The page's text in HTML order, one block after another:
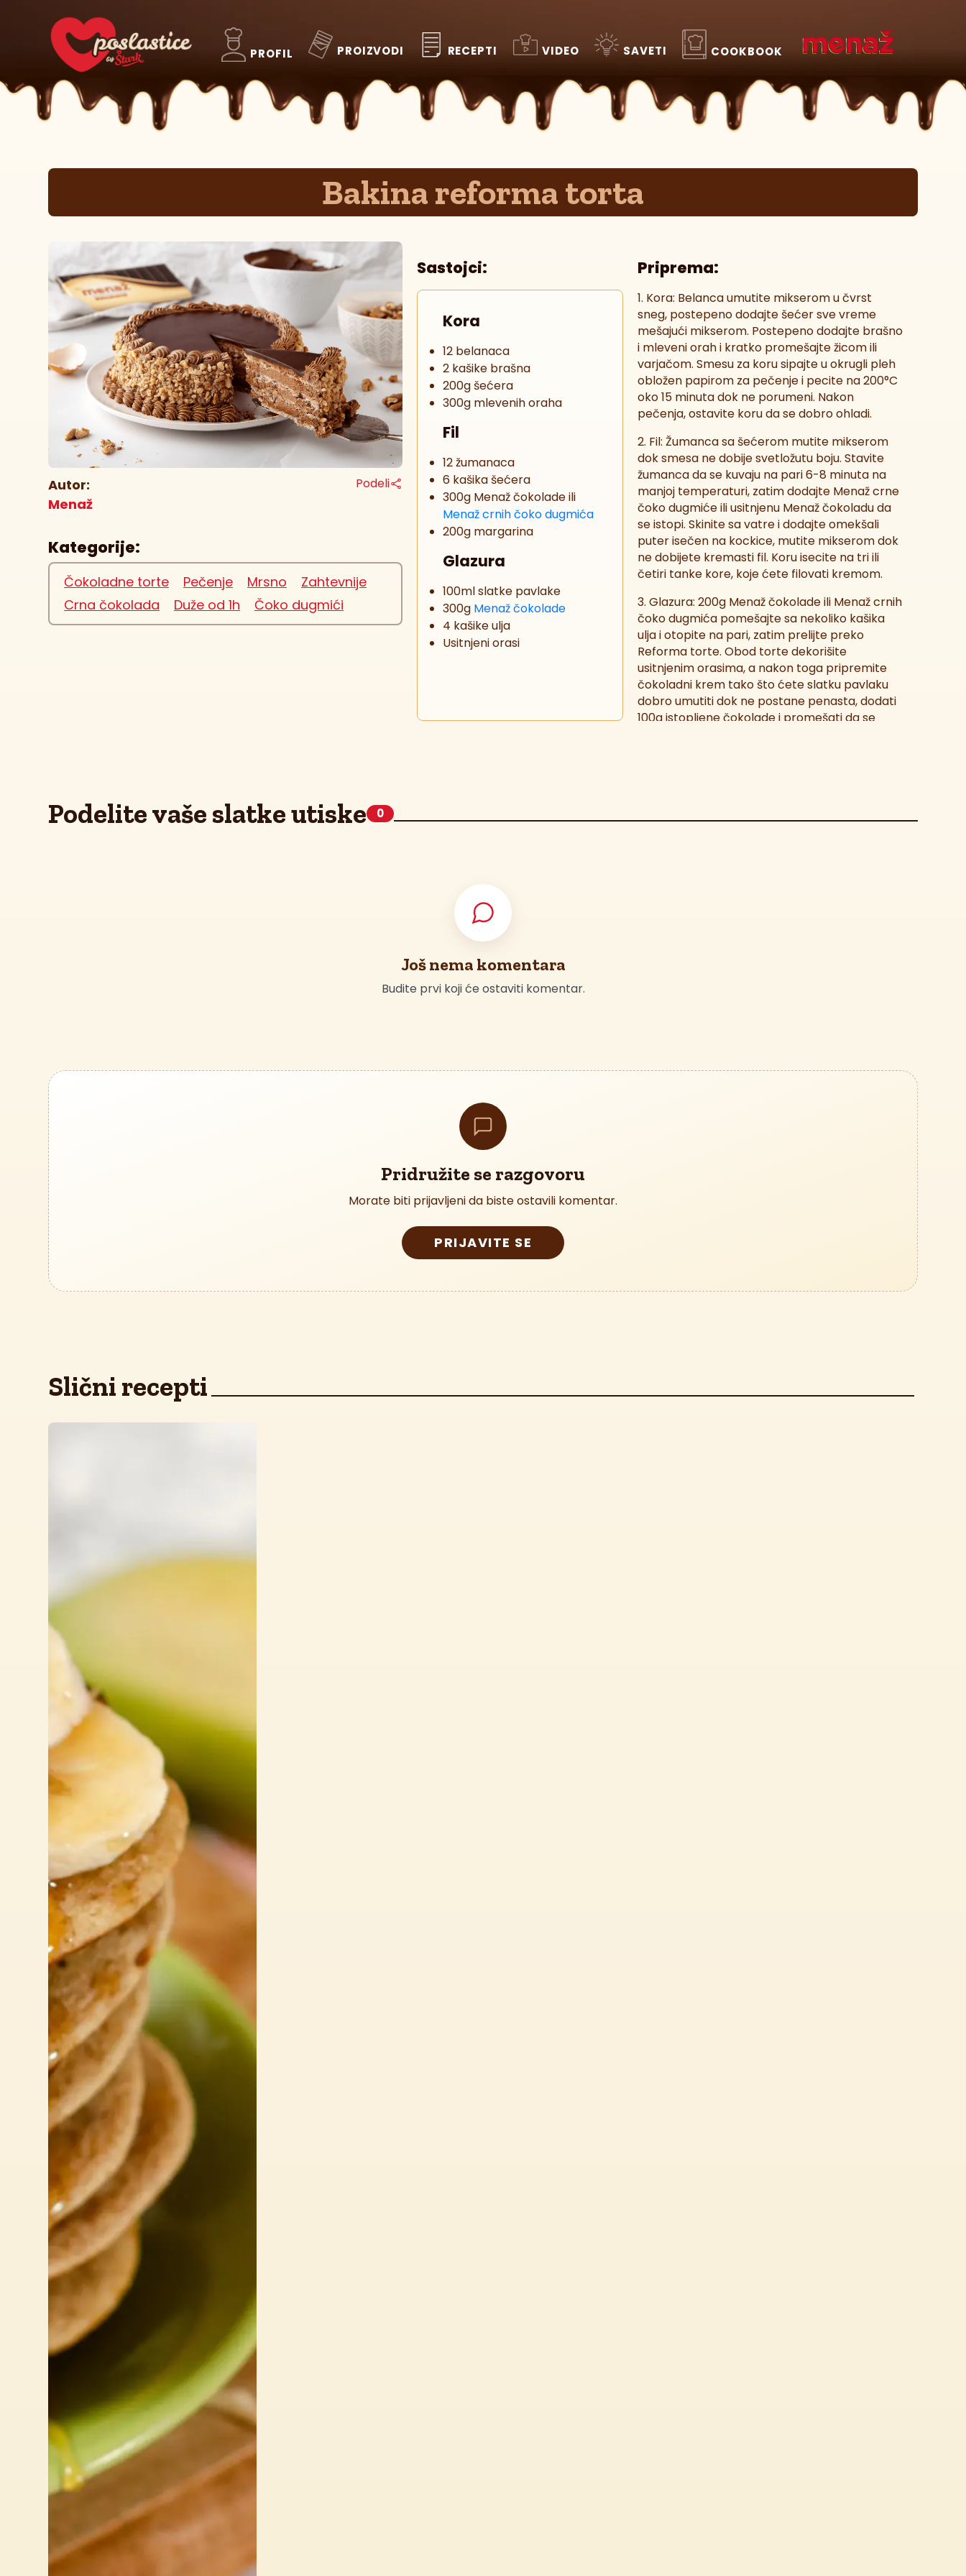
PROFIL PROIZVODI RECEPTI VIDEO SAVETI COOKBOOK
Bakina reforma torta
Autor:
Menaž
Podeli
Kategorije:
Čokoladne torte Pečenje Mrsno
Zahtevnije
Crna čokolada
Duže od 1h Čoko dugmići
Sastojci:
Kora
12 belanaca
2 kašike brašna
200g šećera
300g mlevenih oraha
Fil
12 žumanaca
6 kašika šećera
300g Menaž čokolade ili
Menaž crnih čoko dugmića
200g margarina
Glazura
100ml slatke pavlake
300g Menaž čokolade
4 kašike ulja
Usitnjeni orasi
Priprema:
1. Kora: Belanca umutite mikserom u čvrst
sneg, postepeno dodajte šećer sve vreme
mešajući mikserom. Postepeno dodajte brašno
i mleveni orah i kratko promešajte žicom ili
varjačom. Smesu za koru sipajte u okrugli pleh
obložen papirom za pečenje i pecite na 200°C
oko 15 minuta dok ne porumeni. Nakon
pečenja, ostavite koru da se dobro ohladi.
2. Fil: Žumanca sa šećerom mutite mikserom
dok smesa ne dobije svetložutu boju. Stavite
žumanca da se kuvaju na pari 6-8 minuta na
manjoj temperaturi, zatim dodajte Menaž crne
čoko dugmiće ili usitnjenu Menaž čokoladu da
se istopi. Skinite sa vatre i dodajte omekšali
puter isečen na kockice, mutite mikserom dok
ne dobijete kremasti fil. Koru isecite na tri ili
četiri tanke kore, koje ćete filovati kremom.
3. Glazura: 200g Menaž čokolade ili Menaž crnih
čoko dugmića pomešajte sa nekoliko kašika
ulja i otopite na pari, zatim prelijte preko
Reforma torte. Obod torte dekorišite
usitnjenim orasima, a nakon toga pripremite
čokoladni krem tako što ćete slatku pavlaku
dobro umutiti dok ne postane penasta, dodati
100g istopljene čokolade i promešati da se
Podelite vaše slatke utiske 0
Još nema komentara
Budite prvi koji će ostaviti komentar.
Pridružite se razgovoru
Morate biti prijavljeni da biste ostavili komentar.
PRIJAVITE SE
Slični recepti